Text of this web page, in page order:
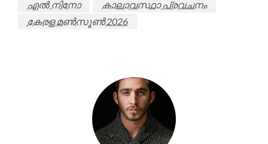
എൽ നിനോ
കാലാവസ്ഥാ പ്രവചനം
കേരള മൺസൂൺ 2026